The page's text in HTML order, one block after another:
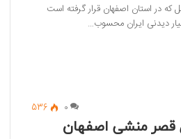
که در استان اصفهان قرار گرفته است
دیدنی ایران محسوب…
0
536
قصر منشی اصفهان